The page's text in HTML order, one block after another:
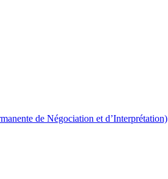
de Négociation et d’Interprétation)